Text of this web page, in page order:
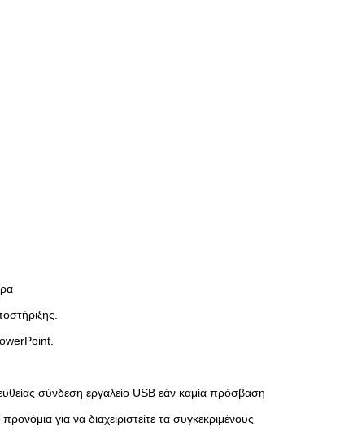
σύνδεση εργαλείο USB εάν καμία πρόσβαση
για να διαχειριστείτε τα συγκεκριμένους